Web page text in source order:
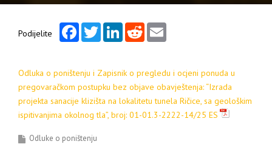
Podijelite
FacebookTwitterLinkedInReddit
Odluka o poništenju i Zapisnik o pregledu i ocjeni ponuda u
pregovaračkom postupku bez objave obavještenja: “Izrada
projekta sanacije klizišta na lokalitetu tunela Ričice, sa geološkim
ispitivanjima okolnog tla”, broj: 01-01.3-2222-14/25 ES
Odluke o poništenju